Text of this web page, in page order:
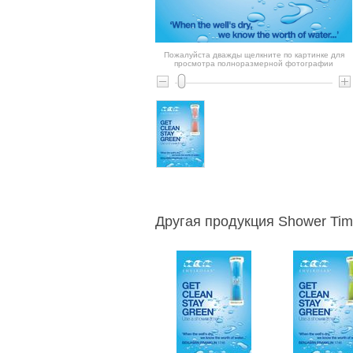
Пожалуйста дважды щелкните по картинке для
просмотра полноразмерной фотографии
Другая продукция Shower